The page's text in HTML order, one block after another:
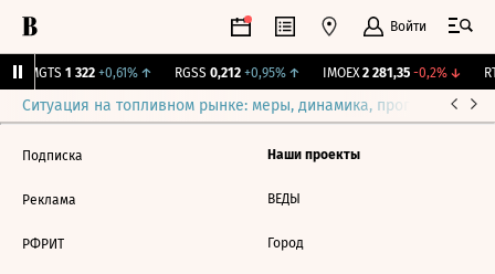
Войти
MGTS 1 322 +0,61%↑ RGSS 0,212 +0,95%↑ IMOEX 2 281,35 -0,2%↓
Ситуация на топливном рынке: меры, динамика, прогнозы
Подписка
Реклама
РФРИТ
Наши проекты
ВЕДЫ
Город